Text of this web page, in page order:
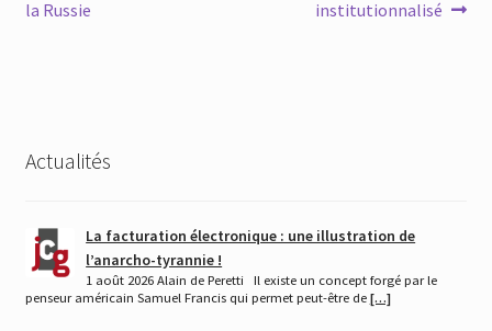
deprécédent :
la Russie suivant :institutionnalisé
Actualités
La facturation électronique : une illustration de
l’anarcho-tyrannie !
1 août 2026 Alain de Peretti Il existe un concept forgé par le
penseur américain Samuel Francis qui permet peut-être de […]